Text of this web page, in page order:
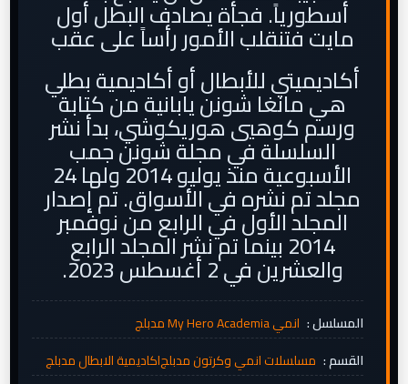
أسطورياً. فجأة يصادف البطل أول
مايت فتنقلب الأمور رأساً على عقب
أكاديميتي للأبطال أو أكاديمية بطلي
هي مانغا شونن يابانية من كتابة
ورسم كوهيي هوريكوشي، بدأ نشر
السلسلة في مجلة شونن جمب
الأسبوعية منذ يوليو 2014 ولها 24
مجلد تم نشره في الأسواق. تم إصدار
المجلد الأول في الرابع من نوفمبر
2014 بينما تم نشر المجلد الرابع
والعشرين في 2 أغسطس 2023.
المسلسل : انمي My Hero Academia مدبلج
القسم : مسلسلات انمي وكرتون مدبلجاكاديمية الابطال مدبلج